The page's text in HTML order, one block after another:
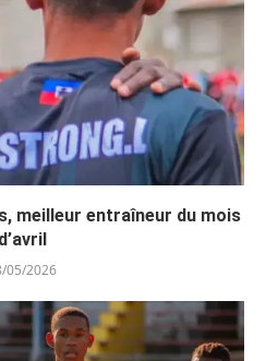
meilleur entraîneur du mois
d’avril
05/2026